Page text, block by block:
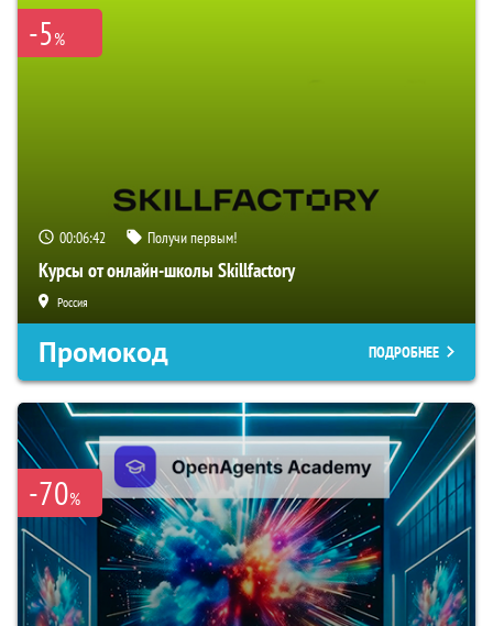
-5%
00:06:41 Получи первым!
Курсы от онлайн-школы Skillfactory
Россия
Промокод ПОДРОБНЕЕ
-70%